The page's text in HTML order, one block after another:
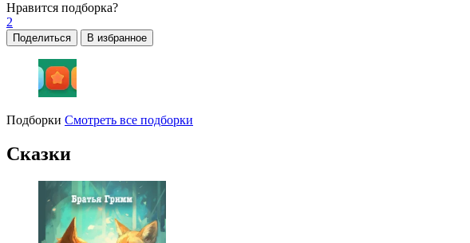
Нравится подборка?
2
Поделиться В избранное
Подборки Смотреть все подборки
Сказки